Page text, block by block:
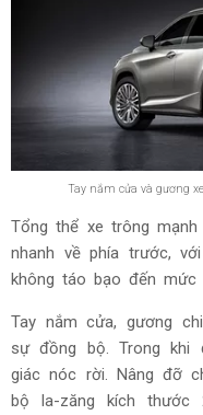
Tay nắm cửa và gương
Tổng thể xe trông
nhanh về phía trước,
không táo bạo đến mức
Tay nắm cửa, gương
sự đồng bộ. Trong
giác nóc rời. Nâng đỡ
bộ la-zăng kích